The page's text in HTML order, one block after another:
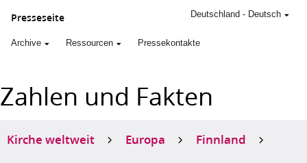
Presseseite
Archive Ressourcen Pressekontakte
Deutschland - Deutsch
Zahlen und Fakten
Kirche weltweit Europa Finnland